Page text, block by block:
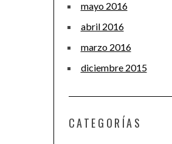
mayo 2016
abril 2016
marzo 2016
diciembre 2015
CATEGORÍAS